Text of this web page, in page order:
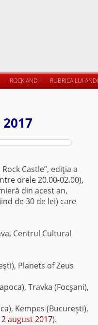
ROCK ANDI RUBRICA LUI ANDI
Castle”, ediţia a
orele 20.00-02.00),
din acest an,
de 30 de lei) care
Centrul Cultural
Planets of Zeus
Travka (Focşani),
Kempes (Bucureşti),
august 2017).